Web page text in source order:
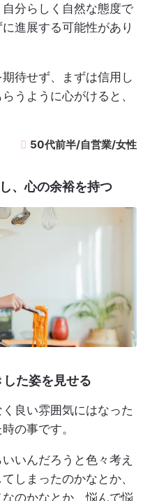
分らしく自然な態度で
進展する可能性があり
待せず、まずは信用し
うように心がけると、
50代前半/自営業/女性
、心の余裕を持つ
た姿を見せる
良い雰囲気にはなった
の事です。
いんだろうと色々考え
しまったのかなとか、
のかなとか、悩んで悩